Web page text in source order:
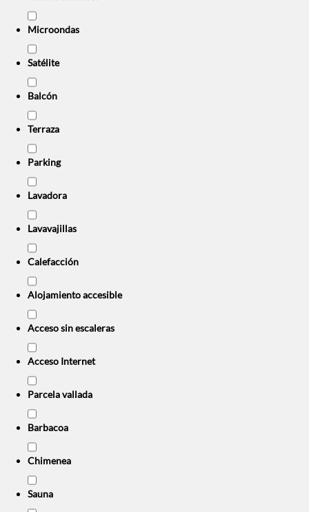
Microondas
Satélite
Balcón
Terraza
Parking
Lavadora
Lavavajillas
Calefacción
Alojamiento accesible
Acceso sin escaleras
Acceso Internet
Parcela vallada
Barbacoa
Chimenea
Sauna